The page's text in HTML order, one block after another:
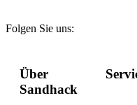
Folgen Sie uns:
Über
Sandhack